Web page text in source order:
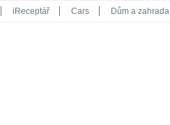
iReceptář Cars Dům a zahrada